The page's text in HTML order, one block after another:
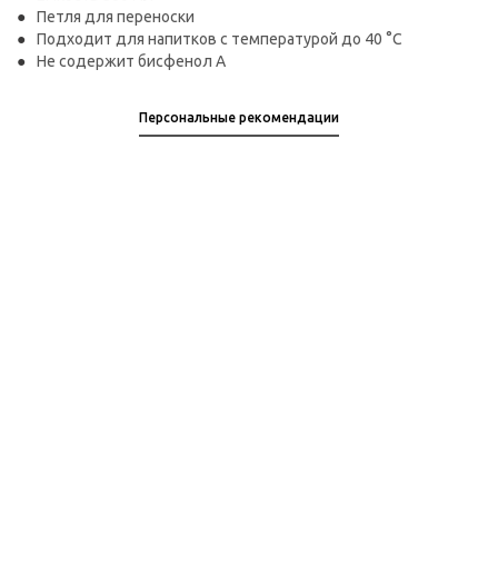
Петля для переноски
Подходит для напитков с температурой до 40 °C
Не содержит бисфенол А
Персональные рекомендации